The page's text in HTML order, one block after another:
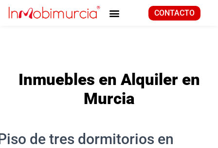
CONTACTO
Inmuebles en Alquiler en
Murcia
de tres dormitorios en